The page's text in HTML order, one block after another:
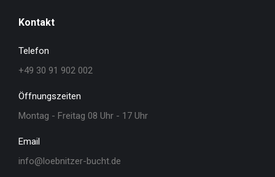
Kontakt
Telefon
+49 30 91 902 002
Öffnungszeiten
Montag - Freitag 08 Uhr - 17 Uhr
Email
info@loebnitzer-bucht.de